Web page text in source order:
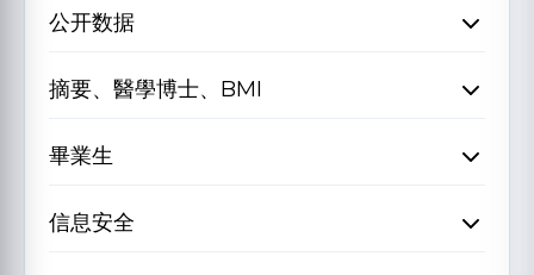
公开数据
摘要、醫學博士、BMI
畢業生
信息安全